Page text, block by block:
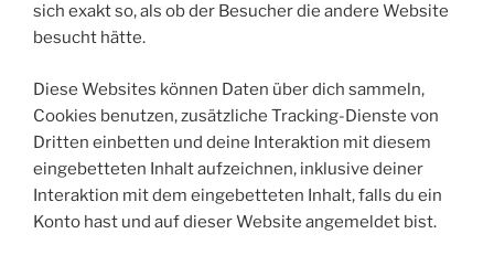
sich exakt so, als ob der Besucher die andere Website
besucht hätte.
Diese Websites können Daten über dich sammeln,
Cookies benutzen, zusätzliche Tracking-Dienste von
Dritten einbetten und deine Interaktion mit diesem
eingebetteten Inhalt aufzeichnen, inklusive deiner
Interaktion mit dem eingebetteten Inhalt, falls du ein
Konto hast und auf dieser Website angemeldet bist.